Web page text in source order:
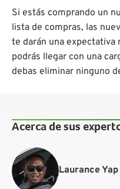
Si estás comprando un
lista de compras, las
te darán una expectativa
podrás llegar con una
debas eliminar ninguno
Acerca de sus
Laurance Yap